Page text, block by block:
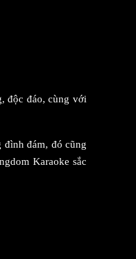
độc đáo, cùng với
đình đám, đó cũng
Karaoke sắc